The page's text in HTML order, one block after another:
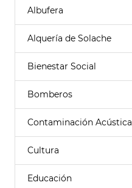
Albufera
Alquería de Solache
Bienestar Social
Bomberos
Contaminación Acústica
Cultura
Educación